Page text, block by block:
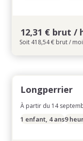
12,31 € brut /
Soit 418,54 € brut /
Longperrier
À partir du 14
1 enfant, 4 ans9